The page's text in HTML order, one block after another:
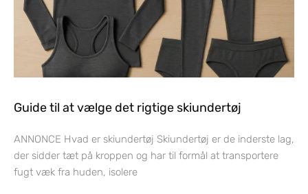
Guide til at vælge det rigtige skiundertøj
ANNONCE Hvad er skiundertøj Skiundertøj er de inderste lag,
der sidder tæt på kroppen og har til formål at transportere
fugt væk fra huden, isolere